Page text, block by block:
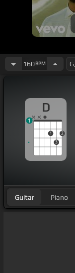
160BPM
D
1
3
2
1
Guitar Piano